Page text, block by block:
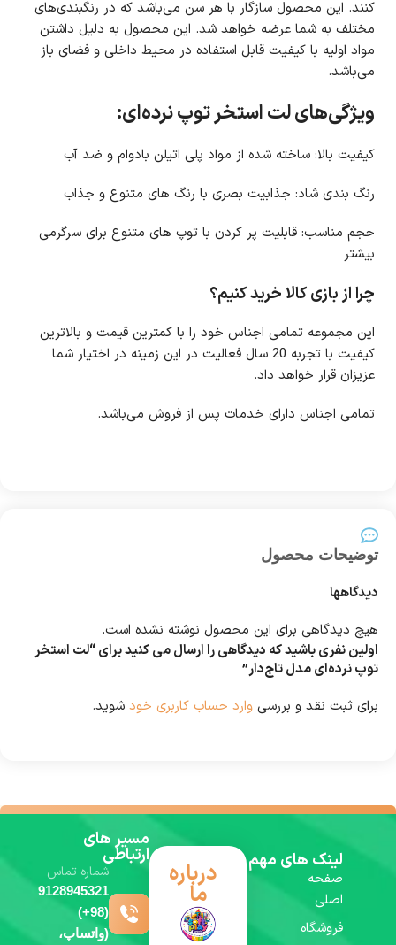
کنند. این محصول سازگار با هر سن می‌باشد که در رنگبندی‌های
مختلف به شما عرضه خواهد شد. این محصول به دلیل داشتن
مواد اولیه با کیفیت قابل استفاده در محیط داخلی و فضای باز
می‌باشد.
ویژگی‌های لت استخر توپ نرده‌ای:
کیفیت بالا: ساخته شده از مواد پلی اتیلن بادوام و ضد آب
رنگ بندی شاد: جذابیت بصری با رنگ های متنوع و جذاب
حجم مناسب: قابلیت پر کردن با توپ های متنوع برای سرگرمی
بیشتر
چرا از بازی کالا خرید کنیم؟
این مجموعه تمامی اجناس خود را با کمترین قیمت و بالاترین
کیفیت با تجربه 20 سال فعالیت در این زمینه در اختیار شما
عزیزان قرار خواهد داد.
تمامی اجناس دارای خدمات پس از فروش می‌باشد.
توضیحات محصول
دیدگاهها
هیچ دیدگاهی برای این محصول نوشته نشده است.
اولین نفری باشید که دیدگاهی را ارسال می کنید برای “لت استخر
توپ نرده‌ای مدل تاج‌دار”
برای ثبت نقد و بررسی وارد حساب کاربری خود شوید.
لینک های مهم
صفحه
اصلی
فروشگاه
درباره
ما
مسیر های
ارتباطی
شماره تماس
9128945321
(98+)
(واتساپ،